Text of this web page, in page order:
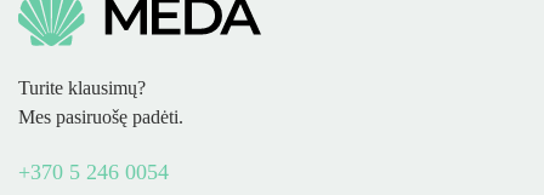
Turite klausimų?
Mes pasiruošę padėti.
+370 5 246 0054